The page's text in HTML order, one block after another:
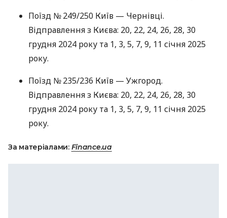
Поїзд № 249/250 Київ — Чернівці.
Відправлення з Києва: 20, 22, 24, 26, 28, 30
грудня 2024 року та 1, 3, 5, 7, 9, 11 січня 2025
року.
Поїзд № 235/236 Київ — Ужгород.
Відправлення з Києва: 20, 22, 24, 26, 28, 30
грудня 2024 року та 1, 3, 5, 7, 9, 11 січня 2025
року.
За матеріалами: Finance.ua